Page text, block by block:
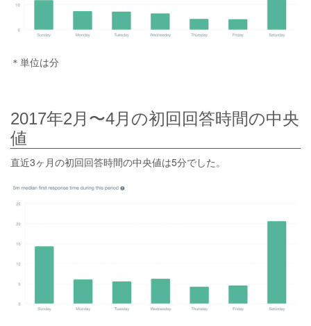
＊単位は分
2017年2月〜4月の初回回答時間の中央
値
直近3ヶ月の初回回答時間の中央値は5分でした。